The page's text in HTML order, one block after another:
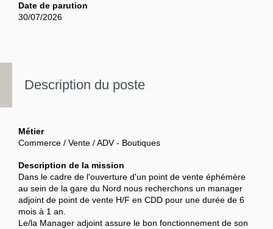
Description du poste
Métier
Commerce / Vente / ADV - Boutiques
Description de la mission
Dans le cadre de l'ouverture d'un point de vente éphémère
au sein de la gare du Nord nous recherchons un manager
adjoint de point de vente H/F en CDD pour une durée de 6
mois à 1 an.
Le/la Manager adjoint assure le bon fonctionnement de son
Date de parution
30/07/2026